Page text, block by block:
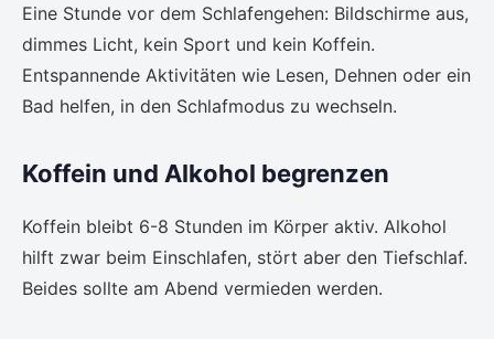
Eine Stunde vor dem Schlafengehen: Bildschirme aus,
dimmes Licht, kein Sport und kein Koffein.
Entspannende Aktivitäten wie Lesen, Dehnen oder ein
Bad helfen, in den Schlafmodus zu wechseln.
Koffein und Alkohol begrenzen
Koffein bleibt 6-8 Stunden im Körper aktiv. Alkohol
hilft zwar beim Einschlafen, stört aber den Tiefschlaf.
Beides sollte am Abend vermieden werden.